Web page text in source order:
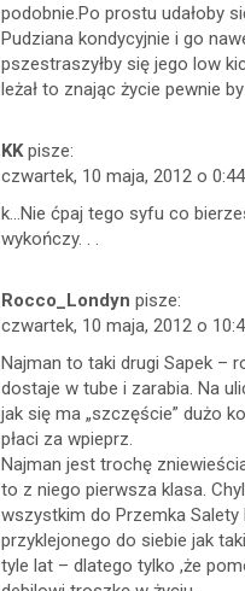
podobnie.Po prostu udałoby
Pudziana kondycyjnie i go
pszestraszyłby się jego low
leżał to znając życie pewnie
KK pisze:
czwartek, 10 maja, 2012 o 0:44
k…Nie ćpaj tego syfu co
wykończy. . .
Rocco_Londyn pisze:
czwartek, 10 maja, 2012 o
Najman to taki drugi Sapek –
dostaje w tube i zarabia. Na
jak się ma „szczęście” dużo
płaci za wpieprz.
Najman jest trochę
to z niego pierwsza klasa.
wszystkim do Przemka Salety
przyklejonego do siebie jak
tyle lat – dlatego tylko ,że